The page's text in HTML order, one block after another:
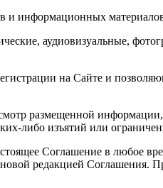
информационных
аудиовизуальные,
на Сайте и
размещенной
либо изъятий или
Соглашение в любое
редакцией Соглашения.